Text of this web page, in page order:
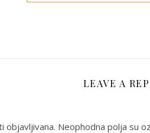
LEAVE A
objavljivana. Neophodna polja su